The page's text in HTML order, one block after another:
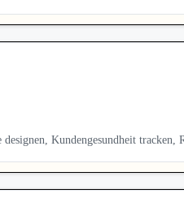
Kundengesundheit